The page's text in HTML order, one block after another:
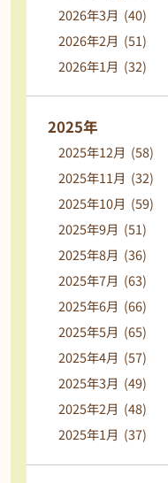
2026年3月 (40)
2026年2月 (51)
2026年1月 (32)
2025年
2025年12月 (58)
2025年11月 (32)
2025年10月 (59)
2025年9月 (51)
2025年8月 (36)
2025年7月 (63)
2025年6月 (66)
2025年5月 (65)
2025年4月 (57)
2025年3月 (49)
2025年2月 (48)
2025年1月 (37)